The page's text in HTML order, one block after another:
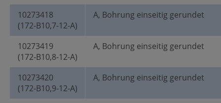
10273418
(172-B10,7-12-A)
A, Bohrung einseitig gerundet
10273419
(172-B10,8-12-A)
A, Bohrung einseitig gerundet
10273420
(172-B10,9-12-A)
A, Bohrung einseitig gerundet